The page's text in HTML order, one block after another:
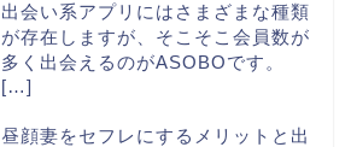
出会い系アプリにはさまざまな種類
が存在しますが、そこそこ会員数が
多く出会えるのがASOBOです。
[…]
昼顔妻をセフレにするメリットと出